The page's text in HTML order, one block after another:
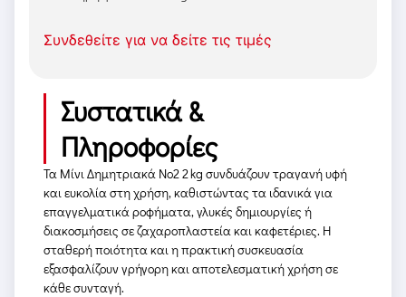
Συνδεθείτε για να δείτε τις τιμές
Συστατικά &
Πληροφορίες
Τα Μίνι Δημητριακά Νο2 2 kg συνδυάζουν τραγανή υφή
και ευκολία στη χρήση, καθιστώντας τα ιδανικά για
επαγγελματικά ροφήματα, γλυκές δημιουργίες ή
διακοσμήσεις σε ζαχαροπλαστεία και καφετέριες. Η
σταθερή ποιότητα και η πρακτική συσκευασία
εξασφαλίζουν γρήγορη και αποτελεσματική χρήση σε
κάθε συνταγή.